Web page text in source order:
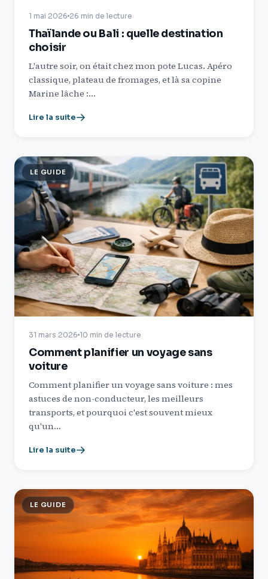
1 mai 2026 26 min de lecture
Thaïlande ou Bali : quelle destination
choisir
L'autre soir, on était chez mon pote Lucas. Apéro
classique, plateau de fromages, et là sa copine
Marine lâche :…
Lire la suite
LE GUIDE
31 mars 2026 10 min de lecture
Comment planifier un voyage sans
voiture
Comment planifier un voyage sans voiture : mes
astuces de non-conducteur, les meilleurs
transports, et pourquoi c'est souvent mieux
qu'un…
Lire la suite
LE GUIDE